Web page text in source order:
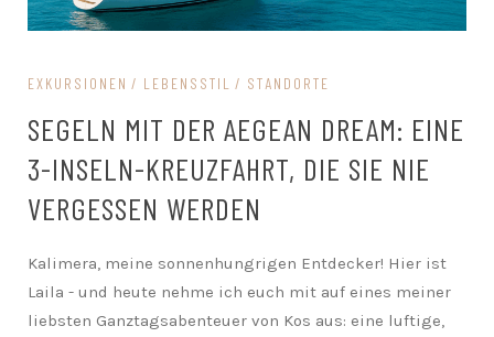
EXKURSIONEN LEBENSSTIL STANDORTE
SEGELN MIT DER AEGEAN DREAM: EINE
3-INSELN-KREUZFAHRT, DIE SIE NIE
VERGESSEN WERDEN
Kalimera, meine sonnenhungrigen Entdecker! Hier ist
Laila - und heute nehme ich euch mit auf eines meiner
liebsten Ganztagsabenteuer von Kos aus: eine luftige,